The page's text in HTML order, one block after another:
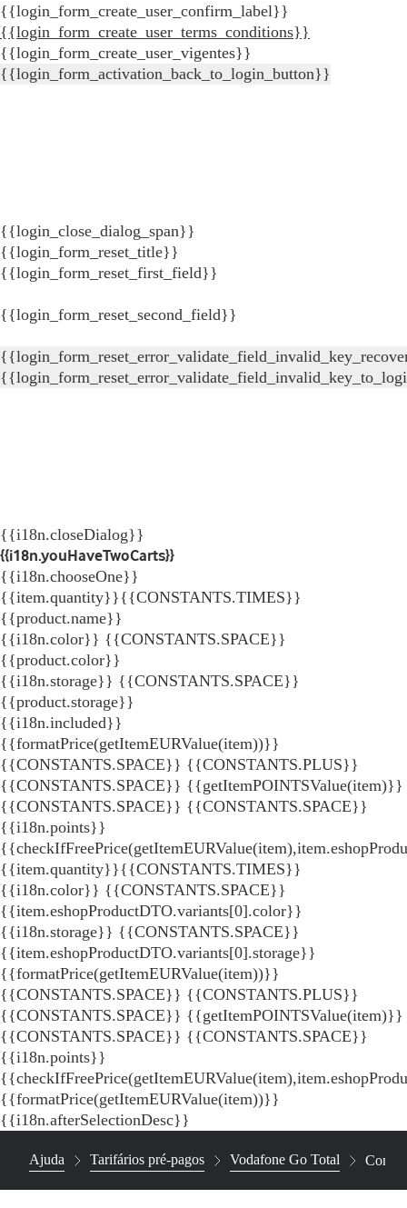
{{login_form_create_user_confirm_label}}
{{login_form_create_user_terms_conditions}}
{{login_form_create_user_vigentes}}
{{login_form_activation_back_to_login_button}}
{{login_close_dialog_span}}
{{login_form_reset_title}}
{{login_form_reset_first_field}}
{{login_form_reset_second_field}}
{{i18n.closeDialog}}
{{i18n.youHaveTwoCarts}}
{{i18n.chooseOne}}
{{item.quantity}}{{CONSTANTS.TIMES}}
{{product.name}}
{{i18n.color}} {{CONSTANTS.SPACE}}
{{product.color}}
{{i18n.storage}} {{CONSTANTS.SPACE}}
{{product.storage}}
{{i18n.included}}
{{formatPrice(getItemEURValue(item))}}
{{CONSTANTS.SPACE}} {{CONSTANTS.PLUS}}
{{CONSTANTS.SPACE}} {{getItemPOINTSValue(item)}}
{{CONSTANTS.SPACE}} {{CONSTANTS.SPACE}}
{{i18n.points}}
{{item.quantity}}{{CONSTANTS.TIMES}}
{{i18n.color}} {{CONSTANTS.SPACE}}
{{item.eshopProductDTO.variants[0].color}}
{{i18n.storage}} {{CONSTANTS.SPACE}}
{{item.eshopProductDTO.variants[0].storage}}
{{formatPrice(getItemEURValue(item))}}
{{CONSTANTS.SPACE}} {{CONSTANTS.PLUS}}
{{CONSTANTS.SPACE}} {{getItemPOINTSValue(item)}}
{{CONSTANTS.SPACE}} {{CONSTANTS.SPACE}}
{{i18n.points}}
{{formatPrice(getItemEURValue(item))}}
{{i18n.afterSelectionDesc}}
Ajuda Tarifários pré-pagos Vodafone Go Total Como